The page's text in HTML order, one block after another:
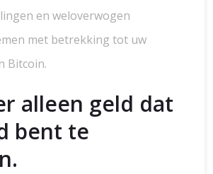
en weloverwogen
met betrekking tot uw
Bitcoin.
alleen geld dat
bent te